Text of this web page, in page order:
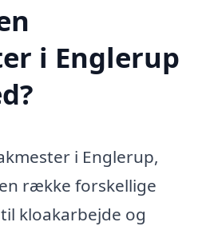
i Englerup
i Englerup,
række forskellige
kloakarbejde og